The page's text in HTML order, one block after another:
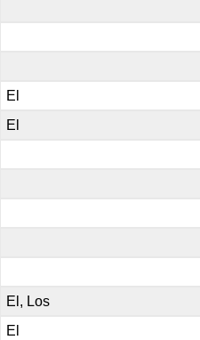
El
El
El, Los
El